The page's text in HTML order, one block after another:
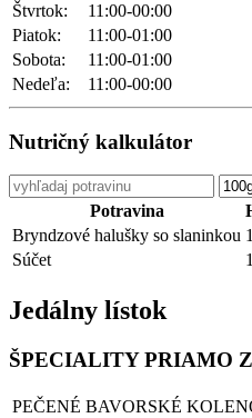
Štvrtok:
11:00-00:00
Piatok:
11:00-01:00
Sobota:
11:00-01:00
Nedeľa:
11:00-00:00
Nutričný kalkulátor
Potravina
Súčet
Bryndzové halušky so slaninkou
Jedálny lístok
ŠPECIALITY PRIAMO
PEČENÉ BAVORSKÉ